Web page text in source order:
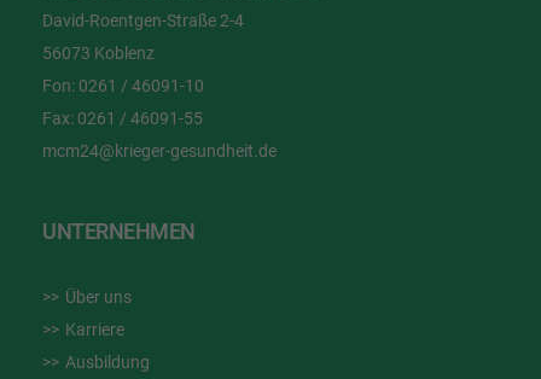
David-Roentgen-Straße 2-4
56073 Koblenz
Fon: 0261 / 46091-10
Fax: 0261 / 46091-55
mcm24@krieger-gesundheit.de
UNTERNEHMEN
Über uns
Karriere
Ausbildung